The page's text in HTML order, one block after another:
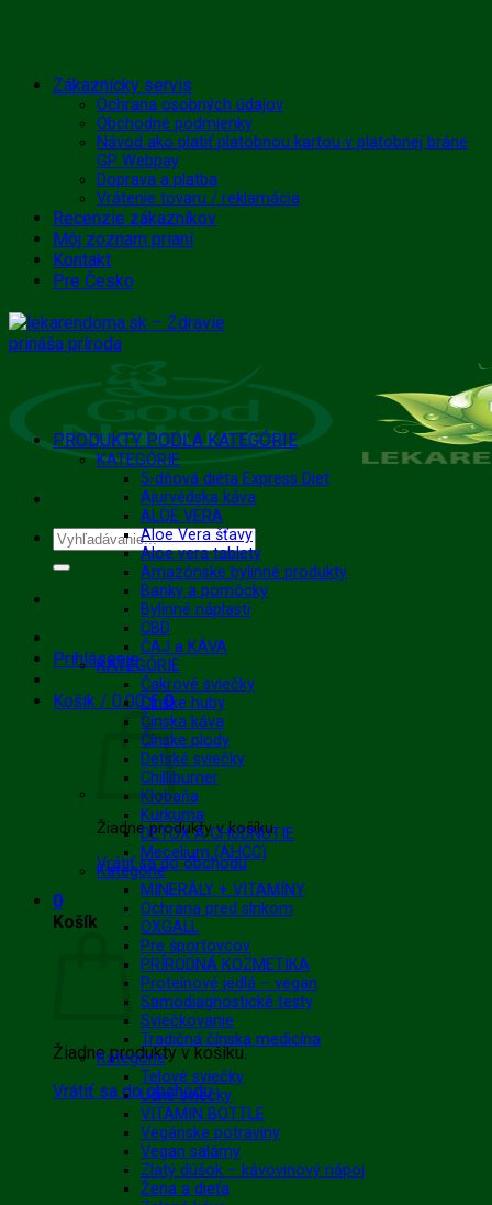
Skip
Zákaznícky servis
Ochrana osobných údajov
Obchodné podmienky
Návod ako platiť platobnou kartou v platobnej bráne
GP Webpay
Doprava a platba
Vrátenie tovaru / reklamácia
Recenzie zákazníkov
Môj zoznam prianí
Kontakt
Pre Česko
Hľadať:
Prihlásenie
Košík / 0.00€ 0
Žiadne produkty v košíku.
Vrátiť sa do obchodu
0
Košík
Žiadne produkty v košíku.
Vrátiť sa do obchodu
PRODUKTY PODĽA KATEGÓRIE
KATEGÓRIE
5-dňová diéta Express Diet
Ajurvédska káva
ALOE VERA
Aloe Vera šťavy
Aloe vera tablety
Amazónske bylinné produkty
Banky a pomôcky
Bylinné náplasti
CBD
ČAJ a KÁVA
KATEGÓRIE
Čakrové sviečky
Čínske huby
Čínska káva
Čínske plody
Detské sviečky
Chilliburner
Klobaňa
Kurkuma
DETOX A CHUDNUTIE
Mecelium (AHCC)
Kategórie
MINERÁLY + VITAMÍNY
Ochrana pred slnkom
OXGALL
Pre športovcov
PRÍRODNÁ KOZMETIKA
Proteínové jedlá – vegan
Samodiagnostické testy
Sviečkovanie
Tradičná čínska medicína
Kategórie
Telové sviečky
Ušné sviečky
VITAMIN BOTTLE
Vegánske potraviny
Vegan salámy
Zlatý dúšok – kávovinový nápoj
Žena a dieťa